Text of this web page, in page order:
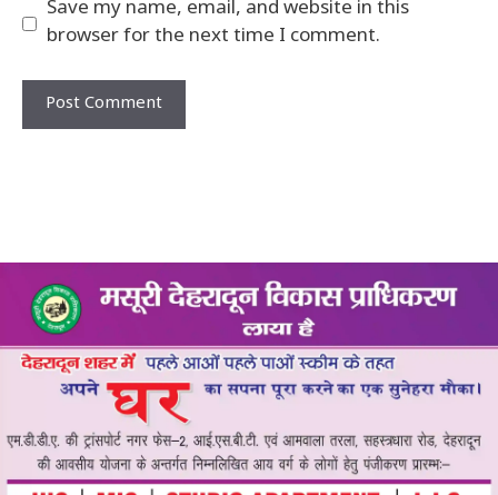
Save my name, email, and website in this
browser for the next time I comment.